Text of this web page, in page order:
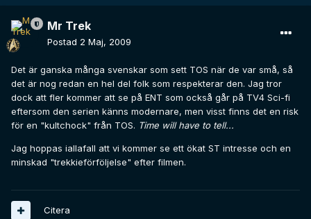
Mr Trek
Postad 2 Maj, 2009
Det är ganska många svenskar som sett TOS när de var små, så
det är nog redan en hel del folk som respekterar den. Jag tror
dock att fler kommer att se på ENT som också går på TV4 Sci-fi
eftersom den serien känns modernare, men visst finns det en risk
för en "kultchock" från TOS. Time will have to tell...
Jag hoppas iallafall att vi kommer se ett ökat ST intresse och en
minskad "trekkieförföljelse" efter filmen.
Citera